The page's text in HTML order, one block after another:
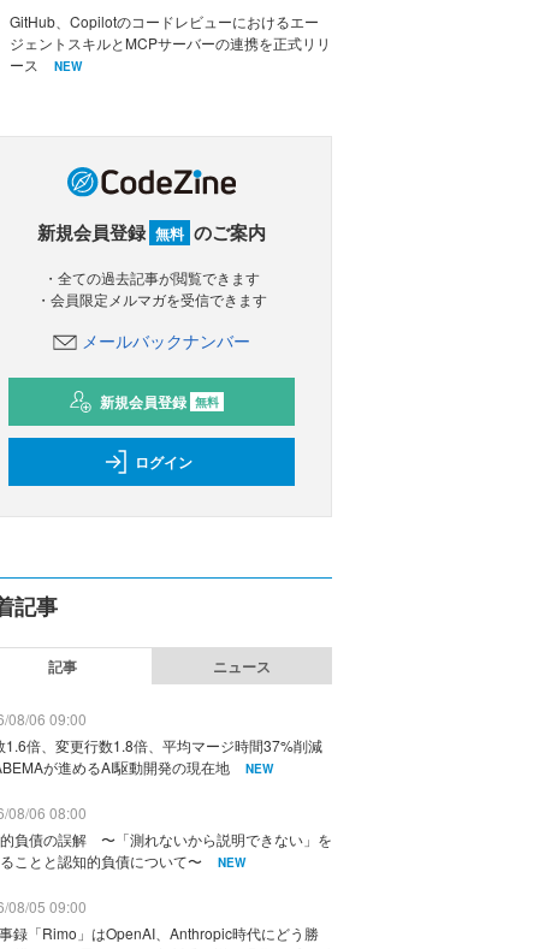
GitHub、Copilotのコードレビューにおけるエー
ジェントスキルとMCPサーバーの連携を正式リリ
ース
NEW
新規会員登録 無料 のご案内
・全ての過去記事が閲覧できます
・会員限定メルマガを受信できます
メールバックナンバー
新規会員登録 無料
ログイン
記事
記事 ニュース
08/06 09:00
1.6倍、変更行数1.8倍、平均マージ時間37%削減
が進めるAI駆動開発の現在地
NEW
08/06 08:00
負債の誤解 〜「測れないから説明できない」を
ことと認知的負債について〜
NEW
08/05 09:00
録「Rimo」はOpenAI、Anthropic時代にどう勝